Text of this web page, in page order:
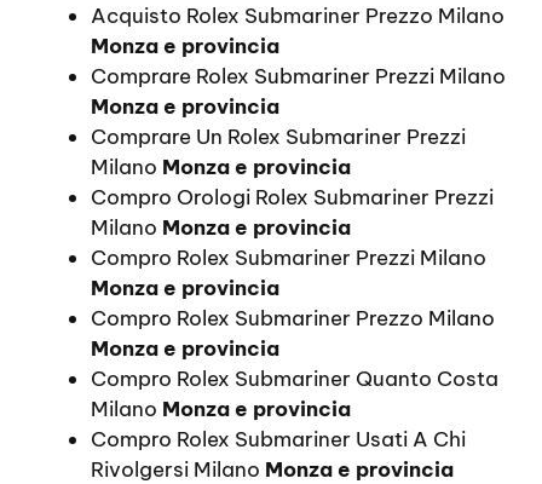
Acquisto Rolex Submariner Prezzo Milano
Monza e provincia
Comprare Rolex Submariner Prezzi Milano
Monza e provincia
Comprare Un Rolex Submariner Prezzi
Milano Monza e provincia
Compro Orologi Rolex Submariner Prezzi
Milano Monza e provincia
Compro Rolex Submariner Prezzi Milano
Monza e provincia
Compro Rolex Submariner Prezzo Milano
Monza e provincia
Compro Rolex Submariner Quanto Costa
Milano Monza e provincia
Compro Rolex Submariner Usati A Chi
Rivolgersi Milano Monza e provincia